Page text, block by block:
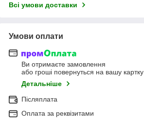
Всі умови доставки
Умови оплати
Ви отримаєте замовлення
або гроші повернуться на вашу картку
Детальніше
Післяплата
Оплата за реквізитами